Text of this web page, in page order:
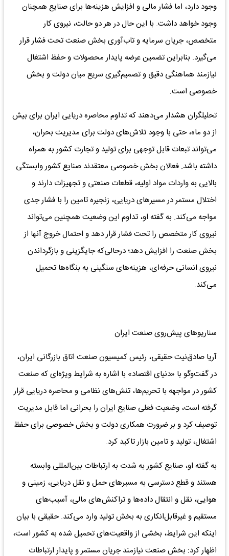
وجود دارد، اما فشار مالی و افزایش هزینه‌ها برای صنایع همچنان
وجود خواهد داشت. با این حال در هر دو حالت، نیروی کار
متخصص، جریان سرمایه و تاب‌آوری بخش صنعت تحت فشار قرار
می‌گیرد. بنابراین تضمین عرضه پایدار محصولات و حفظ اشتغال
نیازمند هماهنگی دقیق و تصمیم‌‌گیری سریع میان دولت و بخش
خصوصی است.
تحلیلگران هشدار می‌دهند که تداوم محاصره دریایی ایران برای بیش
از دو ماه، حتی با وجود تلاش‌های دولت برای مدیریت بحران،
می‌تواند تبعات قابل توجهی برای تولید و تجارت کشور به همراه
داشته باشد. فعالان بخش خصوصی معتقدند صنایع کشور وابستگی
بالایی به واردات مواد اولیه، قطعات صنعتی و تجهیزات دارند و
اختلال مستمر در مسیرهای دریایی، زنجیره تامین را با فشار جدی
مواجه می‌کند. به گفته او، تداوم این وضعیت همچنین می‌تواند
نیروی کار متخصص را تحت فشار قرار دهد و احتمال خروج آنها از
بخش صنعت را افزایش دهد؛ درحالی‌که جایگزینی و بازگرداندن
نیروی انسانی حرفه‌ای، هزینه‌های سنگینی به بنگاه‌ها تحمیل
می‌کند.
سناریوهای پیش‌روی صنعت ایران
آریا صادق‌نیت حقیقی، رئیس کمیسیون صنعت اتاق بازرگانی ایران،
در گفت‌وگو با «دنیای اقتصاد» با اشاره به شرایط ویژه‌ای که صنعت
کشور در مواجهه با تحریم‌ها، تنش‌های نظامی و محاصره دریایی قرار
گرفته است، وضعیت فعلی صنایع ایران را بحرانی اما قابل مدیریت
توصیف کرد و بر ضرورت همکاری دولت و بخش خصوصی برای حفظ
اشتغال، تولید و تامین بازار تاکید کرد.
به گفته او، صنایع کشور به شدت به ارتباطات بین‌المللی وابسته‌‌
هستند و قطع دسترسی به مسیرهای حمل ‌و نقل دریایی، زمینی و
هوایی، نقل ‌و انتقال داده‌ها و تراکنش‌های مالی، آسیب‌های
مستقیم و غیرقابل‌انکاری به بخش تولید وارد می‌کند. حقیقی با بیان
اینکه این شرایط، بخشی از واقعیت‌های تحمیل شده به کشور است،
اظهار کرد: بخش صنعت نیازمند جریان مستمر و پایدار ارتباطات